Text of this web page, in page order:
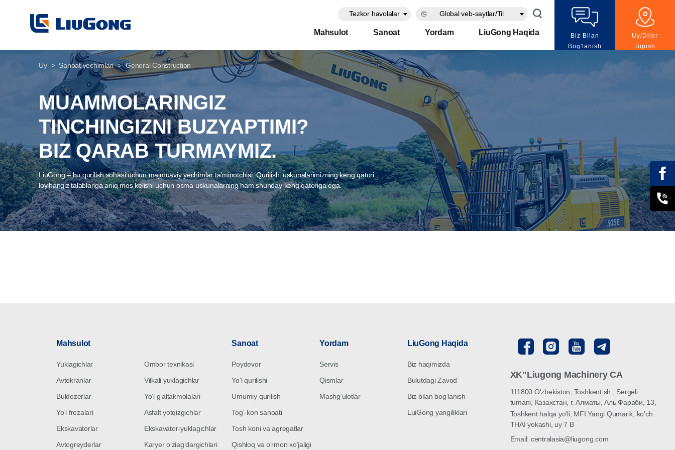
Tezkor havolalar Global veb-saytlar/Til
Mahsulot Sanoat Yordam LiuGong Haqida
Biz Bilan
Bog'lanish
Uy/Diler
Topish
Uy Sanoat yechimlari General Construction
MUAMMOLARINGIZ
TINCHINGIZNI BUZYAPTIMI?
BIZ QARAB TURMAYMIZ.
LiuGong – bu qurilish sohasi uchun majmuaviy yechimlar taʼminotchisi. Qurilishi uskunalarimizning keng qatori
loyihangiz talablariga aniq mos kelishi uchun osma uskunalarning ham shunday keng qatoriga ega.
Mahsulot
Yuklagichlar
Avtokranlar
Buldozerlar
Yoʻl frezalari
Ekskavatorlar
Avtogreyderlar
Ombor texnikasi
Vilkali yuklagichlar
Yoʻl gʻaltakmolalari
Asfalt yotqizgichlar
Ekskavator-yuklagichlar
Karyer oʻziagʻdargichlari
Sanoat
Poydevor
Yoʻl qurilishi
Umumiy qurilish
Togʻ-kon sanoati
Tosh koni va agregatlar
Qishloq va oʻrmon xoʻjaligi
Yordam
Servis
Qismlar
Mashgʻulotlar
LiuGong Haqida
Biz haqimizda
Bulutdagi Zavod
Biz bilan bogʻlanish
LuiGong yangiliklari
XK"Liugong Machinery CA
111800 O'zbekiston, Toshkent sh., Sergeli
tumani, Казахстан, г. Алматы, Аль Фараби, 13,
Toshkent halqa yo'li, MFI Yangi Qumarik, ko'ch.
THAI yokashi, uy 7 B
Email: centralasia@liugong.com